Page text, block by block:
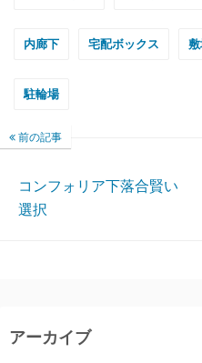
内廊下 宅配ボックス
駐輪場
前の記事
コンフォリア下落合賢い
選択
アーカイブ